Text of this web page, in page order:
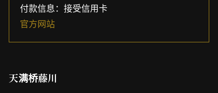
付款信息：接受信用卡
官方网站
天满桥藤川